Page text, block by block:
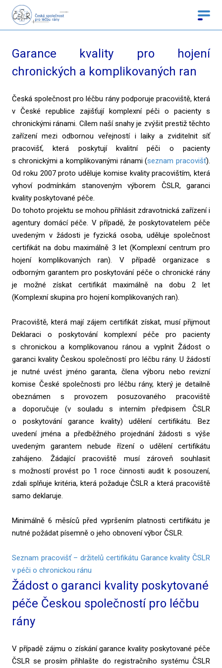
Garance kvality pro hojení
chronických a komplikovaných ran
Česká společnost pro léčbu rány podporuje pracoviště, která
v České republice zajišťují komplexní péči o pacienty s
chronickými ránami. Cílem naší snahy je zvýšit prestiž těchto
zařízení mezi odbornou veřejností i laiky a zviditelnit síť
pracovišť, která poskytují kvalitní péči o pacienty
s chronickými a komplikovanými ránami (seznam pracovišť).
Od roku 2007 proto uděluje komise kvality pracovištím, která
vyhoví podmínkám stanoveným výborem ČSLR, garanci
kvality poskytované péče.
Do tohoto projektu se mohou přihlásit zdravotnická zařízení i
agentury domácí péče. V případě, že poskytovatelem péče
uvedeným v žádosti je fyzická osoba, uděluje společnost
certifikát na dobu maximálně 3 let (Komplexní centrum pro
hojení komplikovaných ran). V případě organizace s
odborným garantem pro poskytování péče o chronické rány
je možné získat certifikát maximálně na dobu 2 let
(Komplexní skupina pro hojení komplikovaných ran).
Pracoviště, která mají zájem certifikát získat, musí přijmout
Deklaraci o poskytování komplexní péče pro pacienty
s chronickou a komplikovanou ránou a vyplnit Žádost o
garanci kvality Českou společností pro léčbu rány. U žádostí
je nutné uvést jméno garanta, člena výboru nebo revizní
komise České společnosti pro léčbu rány, který je detailně
obeznámen s provozem posuzovaného pracoviště
a doporučuje (v souladu s interním předpisem ČSLR
o poskytování garance kvality) udělení certifikátu. Bez
uvedení jména a předběžného projednání žádosti s výše
uvedeným garantem nebude řízení o udělení certifikátu
zahájeno. Žádající pracoviště musí zároveň souhlasit
s možností provést po 1 roce činnosti audit k posouzení,
zdali splňuje kritéria, která požaduje ČSLR a která pracoviště
samo deklaruje.
Minimálně 6 měsíců před vypršením platnosti certifikátu je
nutné požádat písemně o jeho obnovení výbor ČSLR.
Seznam pracovišť – držitelů certifikátu Garance kvality ČSLR
v péči o chronickou ránu
Žádost o garanci kvality poskytované
péče Českou společností pro léčbu
rány
V případě zájmu o získání garance kvality poskytované péče
ČSLR se prosím přihlašte do registračního systému ČSLR